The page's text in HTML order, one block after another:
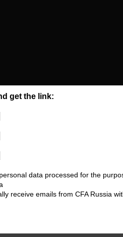
get the link:
data processed for the
receive emails from CFA Russia